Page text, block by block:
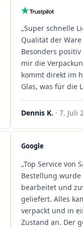
„Super schnelle
Qualität der
Besonders
mir die
kommt direkt im
Glas, was für die
ist. Ich bestelle
wieder!"
Dennis K. · 7. Juli
Google
„Top Service von
Bestellung wurde
bearbeitet und
geliefert. Alles
verpackt und in
Zustand an. Der